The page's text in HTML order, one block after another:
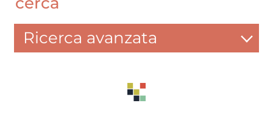
Ricerca avanzata